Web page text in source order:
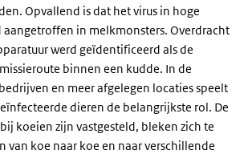
Opvallend is dat het virus in hoge
in melkmonsters. Overdracht
werd geïdentificeerd als de
binnen een kudde. In de
en meer afgelegen locaties speelt
dieren de belangrijkste rol. De
koeien zijn vastgesteld, bleken zich te
van koe naar koe en naar verschillende